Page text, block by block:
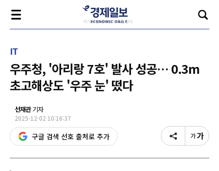
IT
우주청, '아리랑 7호' 발사 성공… 0.3m
초고해상도 '우주 눈' 떴다
선재관기자
2025-12-02 10:16:37
구글 검색 선호 출처로 추가